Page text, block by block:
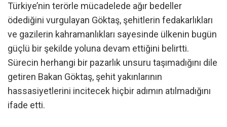
Türkiye’nin terörle mücadelede ağır bedeller
ödediğini vurgulayan Göktaş, şehitlerin fedakarlıkları
ve gazilerin kahramanlıkları sayesinde ülkenin bugün
güçlü bir şekilde yoluna devam ettiğini belirtti.
Sürecin herhangi bir pazarlık unsuru taşımadığını dile
getiren Bakan Göktaş, şehit yakınlarının
hassasiyetlerini incitecek hiçbir adımın atılmadığını
ifade etti.